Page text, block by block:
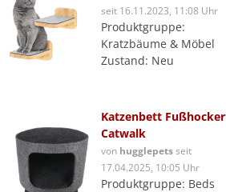
seit 16.11.2023, 11:08 Uhr
Produktgruppe:
Kratzbäume & Möbel
Zustand: Neu
Katzenbett Fußhocker
Catwalk
von hugglepetsseit
17.04.2025, 10:05 Uhr
Produktgruppe: Beds